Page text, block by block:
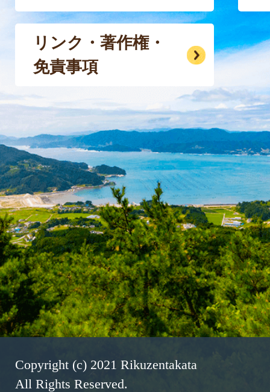
リンク・著作権・
免責事項
Copyright (c) 2021 Rikuzentakata
All Rights Reserved.